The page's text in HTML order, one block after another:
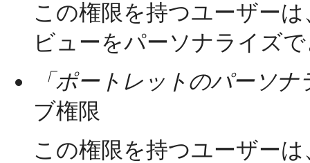
この権限を持つユーザー
ビューをパーソナライズ
「ポートレットのパーソ
ブ権限
この権限を持つユーザー